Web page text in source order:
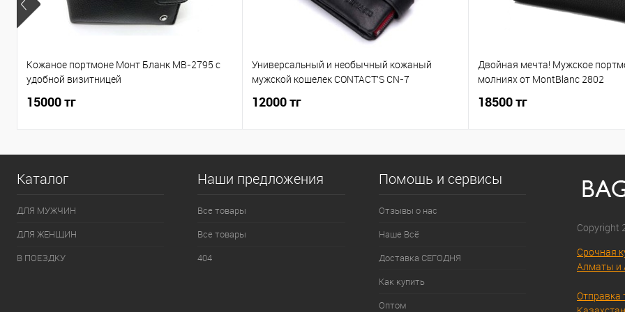
Кожаное портмоне Монт Бланк MB-2795 c
удобной визитницей
15000 тг
Универсальный и необычный кожаный
мужской кошелек CONTACT'S CN-7
12000 тг
Двойная мечта! Мужское
молниях от MontBlanc 2802
18500 тг
Каталог
ДЛЯ МУЖЧИН
ДЛЯ ЖЕНЩИН
В ПОЕЗДКУ
Наши предложения
Все товары
Все товары
404
Помощь и сервисы
Отзывы о нас
Наше Всё
Доставка СЕГОДНЯ
Как купить
Оптом
Copyright
Срочная
Алматы и
Отправка